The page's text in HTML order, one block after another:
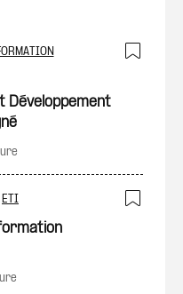
Développement
ETI